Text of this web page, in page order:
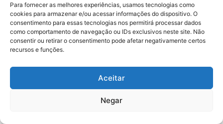
Para fornecer as melhores experiências, usamos tecnologias como
cookies para armazenar e/ou acessar informações do dispositivo. O
consentimento para essas tecnologias nos permitirá processar dados
como comportamento de navegação ou IDs exclusivos neste site. Não
consentir ou retirar o consentimento pode afetar negativamente certos
recursos e funções.
Aceitar
Negar